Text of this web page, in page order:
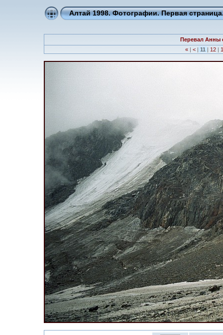
Алтай 1998. Фотографии. Первая
Перевал Анны
« | < | 11 | 12 |